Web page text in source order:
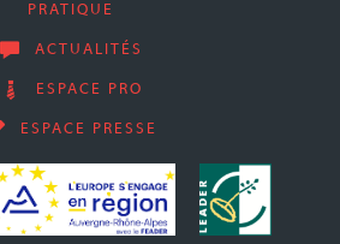
PRATIQUE
ACTUALITÉS
ESPACE PRO
ESPACE PRESSE